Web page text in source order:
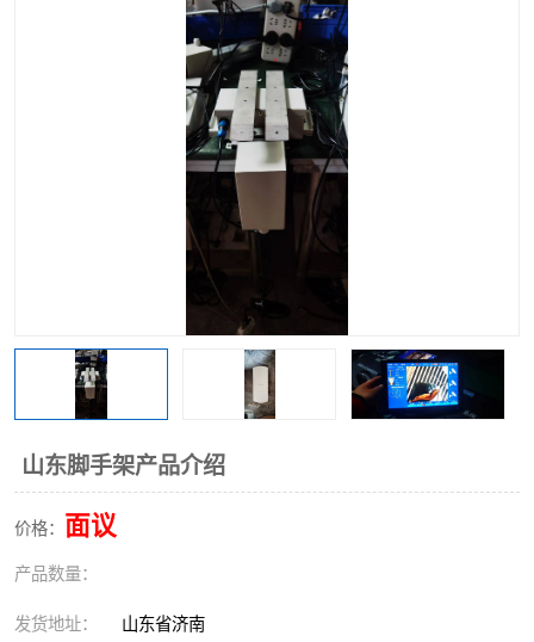
山东脚手架产品介绍
价格： 面议
产品数量：
发货地址： 山东省济南